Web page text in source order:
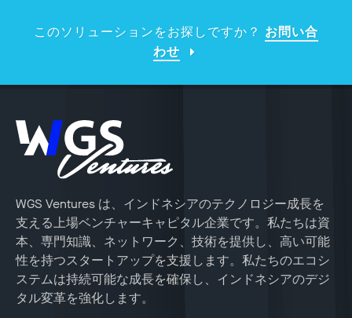
このソリューションをお探しですか？ お問い合
わせ
WGS Ventures は、インドネシアのテクノロジー成長を
支える上場ベンチャーキャピタル企業です。私たちは資
本、専門知識、ネットワーク、技術を提供し、高い可能
性を持つスタートアップを支援します。私たちのエコシ
ステムは持続可能な成長を確保し、インドネシアのデジ
タル変革を強化します。